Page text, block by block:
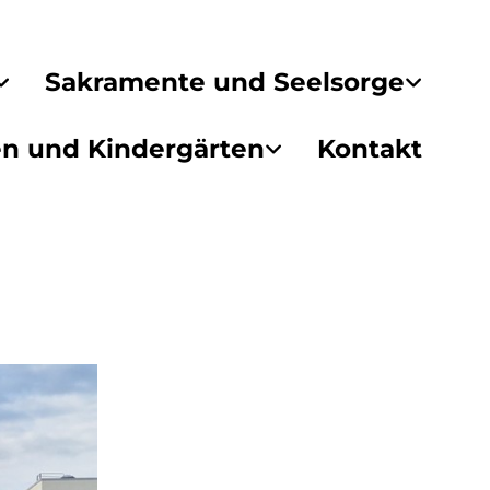
Sakramente und Seelsorge
und Kindergärten Kontakt